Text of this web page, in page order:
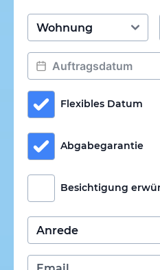
Flexibles Datum
Abgabegarantie
Besichtigung